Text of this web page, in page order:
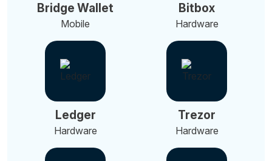
Bridge Wallet
Mobile
Bitbox
Hardware
Ledger
Hardware
Trezor
Hardware